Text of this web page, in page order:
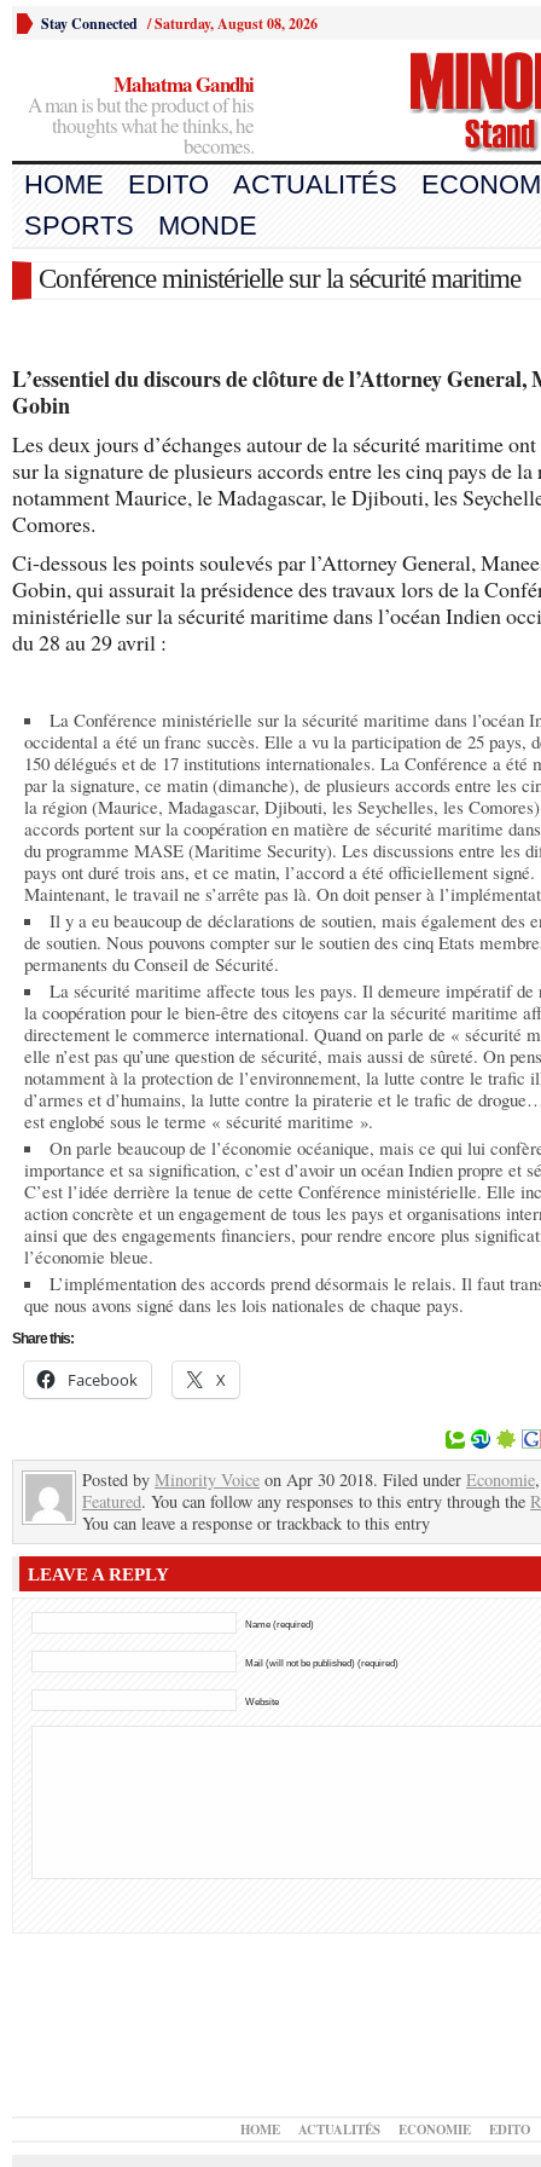
Stay Connected /Saturday, August 08, 2026
Mahatma Gandhi
A man is but the product of his
thoughts what he thinks, he
becomes.
HOME EDITO ACTUALITÉS
SPORTS
MONDE
Conférence ministérielle sur la sécurité maritime
L’essentiel du discours de clôture de l’Attorney General,
Gobin
Les deux jours d’échanges autour de la sécurité maritime
sur la signature de plusieurs accords entre les cinq pays de la
notamment Maurice, le Madagascar, le Djibouti, les
Comores.
Ci-dessous les points soulevés par l’Attorney General,
Gobin, qui assurait la présidence des travaux lors de la
ministérielle sur la sécurité maritime dans l’océan Indien
du 28 au 29 avril :
La Conférence ministérielle sur la sécurité maritime dans l’océan
occidental a été un franc succès. Elle a vu la participation de 25 pays,
150 délégués et de 17 institutions internationales. La Conférence a été
par la signature, ce matin (dimanche), de plusieurs accords entre les
la région (Maurice, Madagascar, Djibouti, les Seychelles, les
accords portent sur la coopération en matière de sécurité maritime
du programme MASE (Maritime Security). Les discussions entre les
pays ont duré trois ans, et ce matin, l’accord a été officiellement signé.
Maintenant, le travail ne s’arrête pas là. On doit penser à
Il y a eu beaucoup de déclarations de soutien, mais également des
de soutien. Nous pouvons compter sur le soutien des cinq Etats
permanents du Conseil de Sécurité.
La sécurité maritime affecte tous les pays. Il demeure impératif de
la coopération pour le bien-être des citoyens car la sécurité maritime
directement le commerce international. Quand on parle de « sécurité
elle n’est pas qu’une question de sécurité, mais aussi de sûreté. On
notamment à la protection de l’environnement, la lutte contre le trafic
d’armes et d’humains, la lutte contre la piraterie et le trafic de
est englobé sous le terme « sécurité maritime ».
On parle beaucoup de l’économie océanique, mais ce qui lui
importance et sa signification, c’est d’avoir un océan Indien propre et
C’est l’idée derrière la tenue de cette Conférence ministérielle. Elle
action concrète et un engagement de tous les pays et organisations
ainsi que des engagements financiers, pour rendre encore plus
l’économie bleue.
L’implémentation des accords prend désormais le relais. Il faut
que nous avons signé dans les lois nationales de chaque pays.
Share this:
Facebook X
Posted by Minority Voice on Apr 30 2018. Filed under Economie,
Featured. You can follow any responses to this entry through the
You can leave a response or trackback to this entry
LEAVE A REPLY
Name (required)
Mail (will not be published) (required)
Website
HOME ACTUALITÉS ECONOMIE EDITO